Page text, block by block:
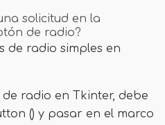
solicitud en la
de radio?
de radio simples en
radio en Tkinter, debe
() y pasar en el marco